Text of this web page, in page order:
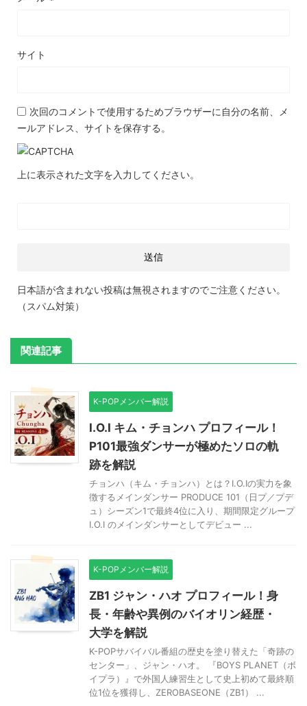
サイト
次回のコメントで使用するためブラウザーに自分の名前、メ
ールアドレス、サイトを保存する。
上に表示された文字を入力してください。
日本語が含まれない投稿は無視されますのでご注意ください。
（スパム対策）
関連記事
K-POPメンバー解説
I.O.I キム・チョンハ プロフィール！
P101最強ダンサーが極めたソロの軌
跡を解説
チョンハ（キム・チョンハ）とは？I.O.Iの実力を象
徴するメインダンサー PRODUCE 101（日プ／プデ
ュ）シーズン1で最終4位に入り、期間限定グループ
I.O.I のメインダンサーとしてデビュー ...
K-POPメンバー解説
ZB1 ジャン・ハオ プロフィール！身
長・年齢や異例のバイオリン経歴・
大学を解説
K-POPサバイバル番組の歴史を塗り替えた「奇跡の
センター」、ジャン・ハオ。 『BOYS PLANET（ボ
イプラ）』で外国人練習生として史上初めて最終順
位1位を獲得し、ZEROBASEONE（ZB1） ...